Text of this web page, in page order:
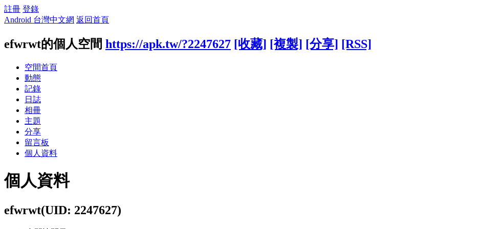
註冊 登錄
Android 台灣中文網 返回首頁
efwrwt的個人空間 https://apk.tw/?2247627 [收藏] [複製] [分享] [RSS]
空間首頁
動態
記錄
日誌
相冊
主題
分享
留言板
個人資料
個人資料
efwrwt(UID: 2247627)